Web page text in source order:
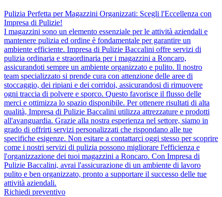
Pulizia Perfetta per Magazzini Organizzati: Scegli l'Eccellenza con
Impresa di Pulizie!
I magazzini sono un elemento essenziale per le attività aziendali e
mantenere pulizia ed ordine è fondamentale per garantire un
ambiente efficiente. Impresa di Pulizie Baccalini offre servizi di
pulizia ordinaria e straordinaria per i magazzini a Roncaro,
assicurandoti sempre un ambiente organizzato e pulito. Il nostro
team specializzato si prende cura con attenzione delle aree di
stoccaggio, dei ripiani e dei corridoi, assicurandosi di rimuovere
ogni traccia di polvere e sporco. Questo favorisce il flusso delle
merci e ottimizza lo spazio disponibile. Per ottenere risultati di alta
qualità, Impresa di Pulizie Baccalini utilizza attrezzature e prodotti
all'avanguardia. Grazie alla nostra esperienza nel settore, siamo in
grado di offrirti servizi personalizzati che rispondano alle tue
specifiche esigenze. Non esitare a contattarci oggi stesso per scoprire
come i nostri servizi di pulizia possono migliorare l'efficienza e
l'organizzazione dei tuoi magazzini a Roncaro. Con Impresa di
Pulizie Baccalini, avrai l'assicurazione di un ambiente di lavoro
pulito e ben organizzato, pronto a supportare il successo delle tue
attività aziendali.
Richiedi preventivo